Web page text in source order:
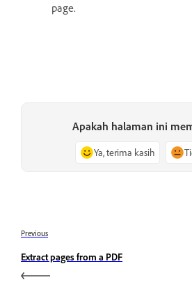
page.
Apakah halaman ini
Ya, terima kasih
Previous
Extract pages from a PDF